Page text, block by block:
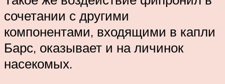
сочетании с другими
компонентами, входящими в капли
Барс, оказывает и на личинок
насекомых.